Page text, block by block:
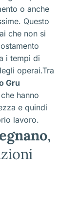
o anche
Questo
che non si
i tempi di
operai.Tra
Gru
hanno
e quindi
lavoro.
,